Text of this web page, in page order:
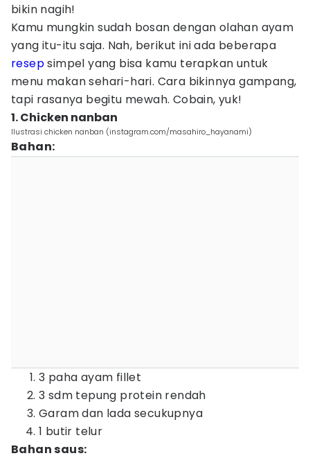
bikin nagih!
Kamu mungkin sudah bosan dengan olahan ayam
yang itu-itu saja. Nah, berikut ini ada beberapa
resepsimpel yang bisa kamu terapkan untuk
menu makan sehari-hari. Cara bikinnya gampang,
tapi rasanya begitu mewah. Cobain, yuk!
1. Chicken nanban
Ilustrasi chicken nanban (instagram.com/masahiro_hayanami)
Bahan:
3 paha ayam fillet
3 sdm tepung protein rendah
Garam dan lada secukupnya
1 butir telur
Bahan saus: